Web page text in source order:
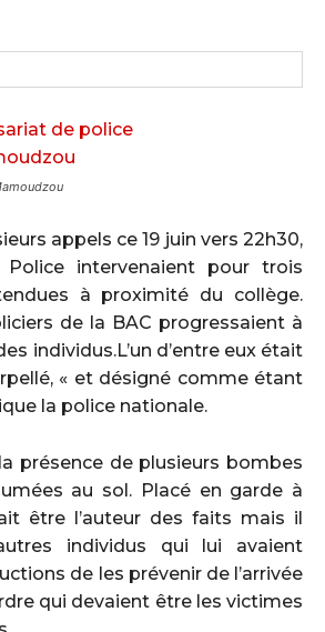
appels ce 19 juin vers 22h30,
intervenaient pour trois
à proximité du collège.
de la BAC progressaient à
individus.L’un d’entre eux était
« et désigné comme étant
la police nationale.
présence de plusieurs bombes
au sol. Placé en garde à
être l’auteur des faits mais il
individus qui lui avaient
de les prévenir de l’arrivée
qui devaient être les victimes